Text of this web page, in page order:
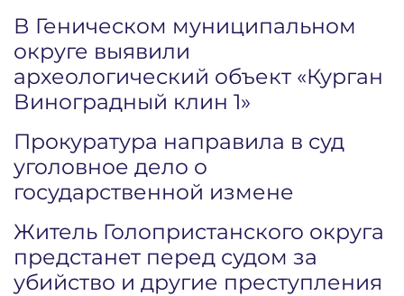
В Геническом муниципальном
округе выявили
археологический объект «Курган
Виноградный клин 1»
Прокуратура направила в суд
уголовное дело о
государственной измене
Житель Голопристанского округа
предстанет перед судом за
убийство и другие преступления